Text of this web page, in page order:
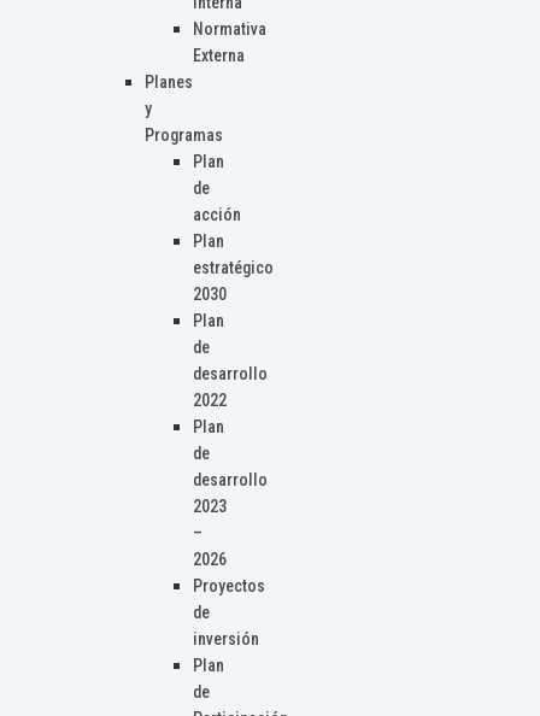
Normativa
Externa
Planes
y
Programas
Plan
de
acción
Plan
estratégico
2030
Plan
de
desarrollo
2022
Plan
de
desarrollo
2023
–
2026
Proyectos
de
inversión
Plan
de